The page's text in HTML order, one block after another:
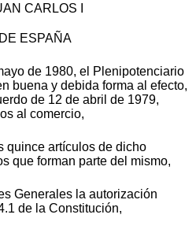
CARLOS I
ESPAÑA
de 1980, el Plenipotenciario
buena y debida forma al efecto,
de 12 de abril de 1979,
al comercio,
quince artículos de dicho
que forman parte del mismo,
Generales la autorización
de la Constitución,